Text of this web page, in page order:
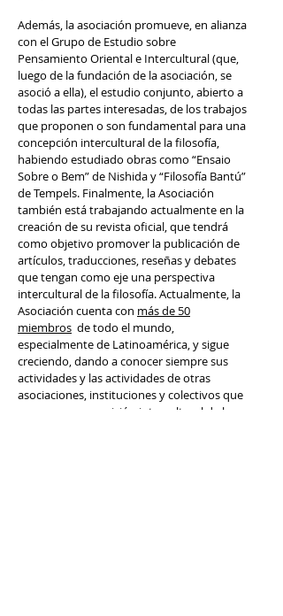
Además, la asociación promueve, en alianza
con el Grupo de Estudio sobre
Pensamiento Oriental e Intercultural (que,
luego de la fundación de la asociación, se
asoció a ella), el estudio conjunto, abierto a
todas las partes interesadas, de los trabajos
que proponen o son fundamental para una
concepción intercultural de la filosofía,
habiendo estudiado obras como “Ensaio
Sobre o Bem” de Nishida y “Filosofía Bantú”
de Tempels. Finalmente, la Asociación
también está trabajando actualmente en la
creación de su revista oficial, que tendrá
como objetivo promover la publicación de
artículos, traducciones, reseñas y debates
que tengan como eje una perspectiva
intercultural de la filosofía. Actualmente, la
Asociación cuenta con más de 50
miembros de todo el mundo,
especialmente de Latinoamérica, y sigue
creciendo, dando a conocer siempre sus
actividades y las actividades de otras
asociaciones, instituciones y colectivos que
promueven una visión intercultural de la